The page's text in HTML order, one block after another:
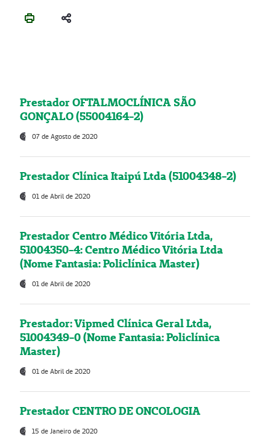
Prestador OFTALMOCLÍNICA SÃO
GONÇALO (55004164-2)
07 de Agosto de 2020
Prestador Clínica Itaipú Ltda (51004348-2)
01 de Abril de 2020
Prestador Centro Médico Vitória Ltda,
51004350-4: Centro Médico Vitória Ltda
(Nome Fantasia: Policlínica Master)
01 de Abril de 2020
Prestador: Vipmed Clínica Geral Ltda,
51004349-0 (Nome Fantasia: Policlínica
Master)
01 de Abril de 2020
Prestador CENTRO DE ONCOLOGIA
15 de Janeiro de 2020